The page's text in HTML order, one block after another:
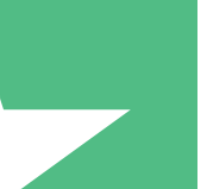
Geen maandelijkse